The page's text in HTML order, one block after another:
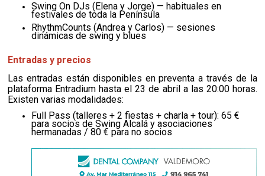
Swing On DJs (Elena y Jorge) — habituales en
festivales de toda la Península
RhythmCounts (Andrea y Carlos) — sesiones
dinámicas de swing y blues
Entradas y precios
Las entradas están disponibles en preventa a través de la
plataforma Entradium hasta el 23 de abril a las 20:00 horas.
Existen varias modalidades:
Full Pass (talleres + 2 fiestas + charla + tour): 65 €
para socios de Swing Alcalá y asociaciones
hermanadas / 80 € para no socios